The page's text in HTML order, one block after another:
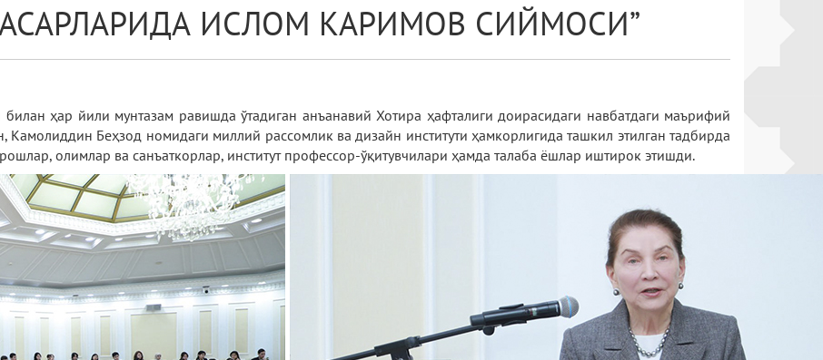
ИСЛОМ КАРИМОВ СИЙМОСИ”
ҳар йили мунтазам равишда ўтадиган анъанавий Хотира ҳафталиги доирасидаги навбатдаги маърифий
Беҳзод номидаги миллий рассомлик ва дизайн институти ҳамкорлигида ташкил этилган тадбирда
олимлар ва санъаткорлар, институт профессор-ўқитувчилари ҳамда талаба ёшлар иштирок этишди.